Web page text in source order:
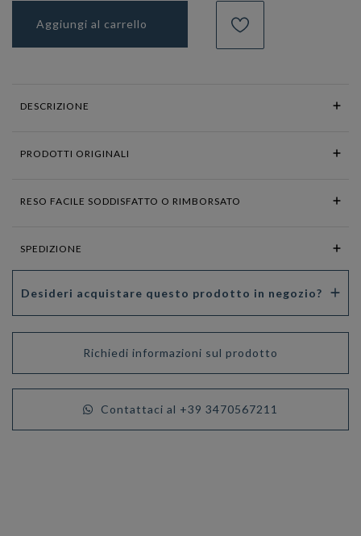
Aggiungi al carrello
DESCRIZIONE
PRODOTTI ORIGINALI
RESO FACILE SODDISFATTO O RIMBORSATO
SPEDIZIONE
Desideri acquistare questo prodotto in negozio?
Richiedi informazioni sul prodotto
Contattaci al +39 3470567211